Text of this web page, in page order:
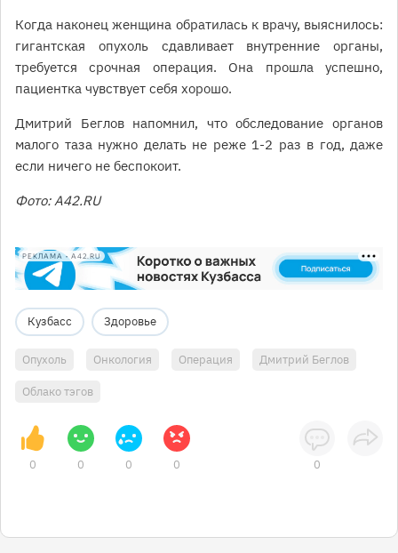
Когда наконец женщина обратилась к врачу, выяснилось:
гигантская опухоль сдавливает внутренние органы,
требуется срочная операция. Она прошла успешно,
пациентка чувствует себя хорошо.
Дмитрий Беглов напомнил, что обследование органов
малого таза нужно делать не реже 1-2 раз в год, даже
если ничего не беспокоит.
Фото: A42.RU
РЕКЛАМА • A42.RU
Кузбасс Здоровье
Опухоль Онкология Операция Дмитрий Беглов
Облако тэгов
0 0 0 0 0